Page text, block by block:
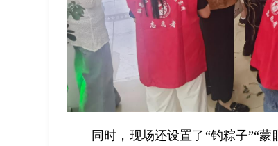
同时，现场还设置了“钓粽子”“